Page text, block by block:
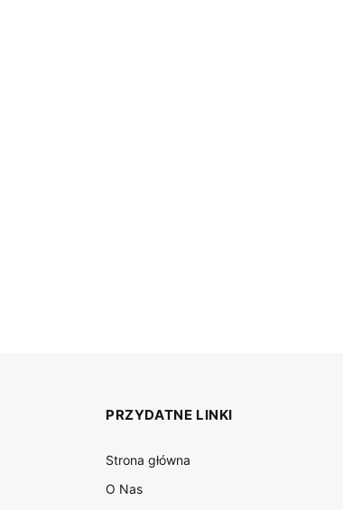
PRZYDATNE LINKI
Strona główna
O Nas